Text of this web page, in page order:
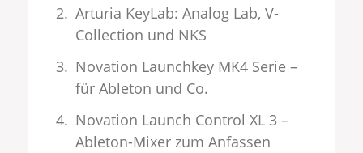
Arturia KeyLab: Analog Lab, V-
Collection und NKS
Novation Launchkey MK4 Serie –
für Ableton und Co.
Novation Launch Control XL 3 –
Ableton-Mixer zum Anfassen